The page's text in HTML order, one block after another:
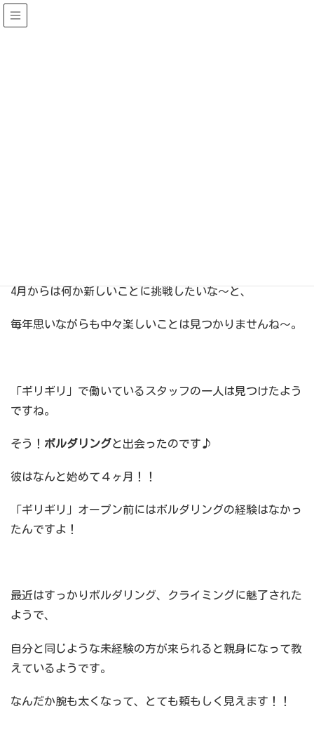
4月からは何か新しいことに挑戦したいな～と、
毎年思いながらも中々楽しいことは見つかりませんね～。
「ギリギリ」で働いているスタッフの一人は見つけたよう
ですね。
そう！ ボルダリングと出会ったのです♪
彼はなんと始めて４ヶ月！！
「ギリギリ」オープン前にはボルダリングの経験はなかっ
たんですよ！
最近はすっかりボルダリング、クライミングに魅了された
ようで、
自分と同じような未経験の方が来られると親身になって教
えているようです。
なんだか腕も太くなって、とても頼もしく見えます！！